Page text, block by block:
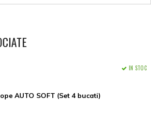
AUTO SOFT (Set 4 bucati)
IN STOC